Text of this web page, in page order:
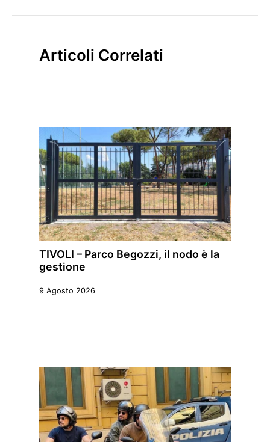
Articoli Correlati
TIVOLI – Parco Begozzi, il nodo è la
gestione
9 Agosto 2026